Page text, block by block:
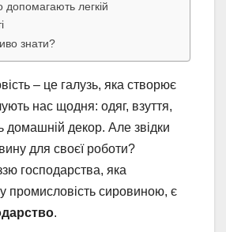
допомагають легкій
знати?
– це галузь, яка створює
нас щодня: одяг, взуття,
домашній декор. Але звідки
для своєї роботи?
господарства, яка
промисловість сировиною, є
.